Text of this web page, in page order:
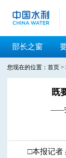
部长之窗
您现在的位置： 首页 >
既
——
□本报记者